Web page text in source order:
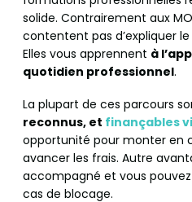
solide. Contrairement aux
contentent pas d’expliquer
Elles vous apprennent à
quotidien professionnel.
La plupart de ces parcours
reconnus, et finançables
opportunité pour monter en
avancer les frais. Autre
accompagné et vous
cas de blocage.